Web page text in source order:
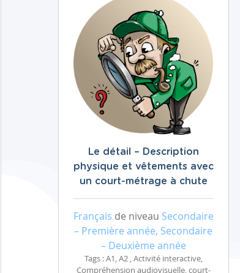
Le détail – Description
physique et vêtements avec
un court-métrage à chute
Français de niveau Secondaire
– Première année, Secondaire
– Deuxième année
Tags : A1, A2 , Activité interactive,
Compréhension audiovisuelle, court-